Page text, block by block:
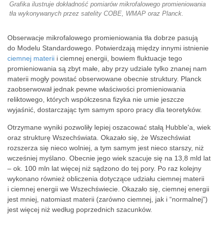
Grafika ilustruje dokładność pomiarów mikrofalowego promieniowania
tła wykonywanych przez satelity COBE, WMAP oraz Planck.
Obserwacje mikrofalowego promieniowania tła dobrze pasują
do Modelu Standardowego. Potwierdzają między innymi istnienie
ciemnej materii i ciemnej energii, bowiem fluktuacje tego
promieniowania są zbyt małe, aby przy udziale tylko znanej nam
materii mogły powstać obserwowane obecnie struktury. Planck
zaobserwował jednak pewne właściwości promieniowania
reliktowego, których współczesna fizyka nie umie jeszcze
wyjaśnić, dostarczając tym samym sporo pracy dla teoretyków.
Otrzymane wyniki pozwoliły lepiej oszacować stałą Hubble'a, wiek
oraz strukturę Wszechświata. Okazało się, że Wszechświat
rozszerza się nieco wolniej, a tym samym jest nieco starszy, niż
wcześniej myślano. Obecnie jego wiek szacuje się na 13,8 mld lat
– ok. 100 mln lat więcej niż sądzono do tej pory. Po raz kolejny
wykonano również obliczenia dotyczące udziału ciemnej materii
i ciemnej energii we Wszechświecie. Okazało się, ciemnej energii
jest mniej, natomiast materii (zarówno ciemnej, jak i “normalnej”)
jest więcej niż według poprzednich szacunków.